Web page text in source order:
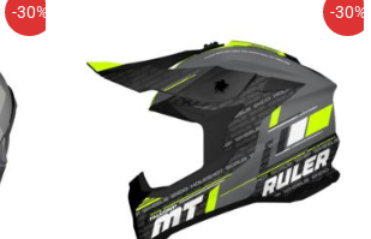
-30% -30%
original
era:
129,95€.
actual
es:
90,97€.